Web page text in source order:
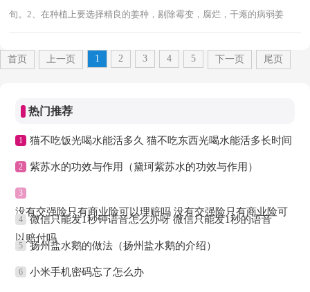
旬。2、在种植上要选择精良的姜种，剔除霉变，腐烂，干瘪的病弱姜
首页 上一页 1 2 3 4 5 下一页 尾页
热门推荐
1 猫不吃饭光喝水能活多久 猫不吃东西光喝水能活多长时间
2 紫苏水的功效与作用（黛珂紫苏水的功效与作用）
3
没有交强险只有商业险可以理赔吗 没有交强险只有商业险可
以赔付吗
4 微信只能发1秒钟语音怎么办呀 微信只能发1秒的语音
5 扬州盐水鹅的做法（扬州盐水鹅的介绍）
6 小米手机密码忘了怎么办